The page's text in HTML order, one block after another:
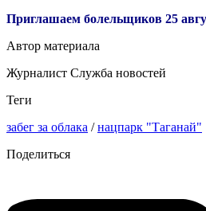
Приглашаем болельщиков 25
Автор материала
Журналист Служба новостей
Теги
забег за облака /нацпарк "Таганай"
Поделиться